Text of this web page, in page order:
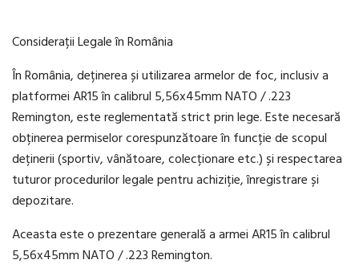
Considerații Legale în România
În România, deținerea și utilizarea armelor de foc, inclusiv a
platformei AR15 în calibrul 5,56x45mm NATO / .223
Remington, este reglementată strict prin lege. Este necesară
obținerea permiselor corespunzătoare în funcție de scopul
deținerii (sportiv, vânătoare, colecționare etc.) și respectarea
tuturor procedurilor legale pentru achiziție, înregistrare și
depozitare.
Aceasta este o prezentare generală a armei AR15 în calibrul
5,56x45mm NATO / .223 Remington.